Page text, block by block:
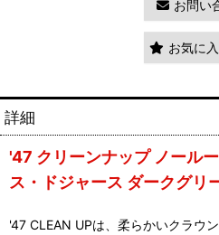
お問い
お気に
詳細
'47 クリーンナップ ノール
ス・ドジャース ダークグリ
'47 CLEAN UPは、柔らかいクラウ